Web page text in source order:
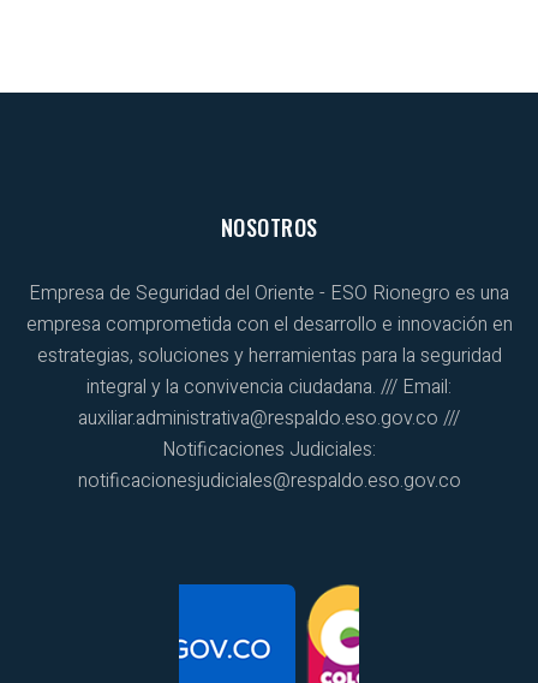
NOSOTROS
Empresa de Seguridad del Oriente - ESO Rionegro es una
empresa comprometida con el desarrollo e innovación en
estrategias, soluciones y herramientas para la seguridad
integral y la convivencia ciudadana. /// Email:
auxiliar.administrativa@respaldo.eso.gov.co ///
Notificaciones Judiciales:
notificacionesjudiciales@respaldo.eso.gov.co